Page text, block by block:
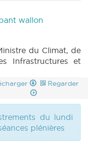
MOTION 806 n1
|CRAC 98 (2021-
wallon
du Climat, de
Infrastructures et
Regarder
du lundi
plénières